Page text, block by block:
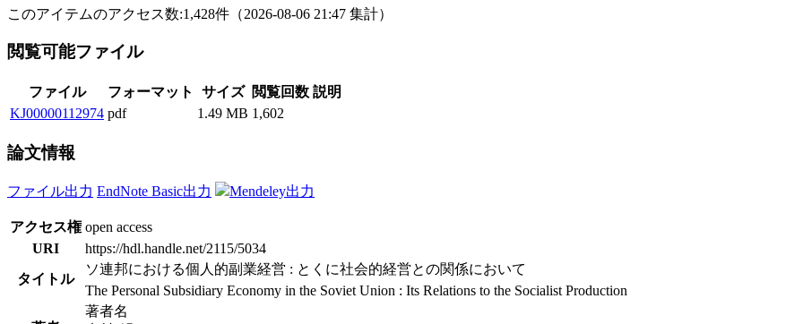
このアイテムのアクセス数:1,428件 （2026-08-06 21:47 集計）
閲覧可能ファイル
ファイル フォーマット サイズ 閲覧回数 説明
KJ00000112974 pdf 1.49 MB 1,602
論文情報
ファイル出力 EndNote Basic出力 Mendeley出力
アクセス権 open access
URI
https://hdl.handle.net/2115/5034
タイトル
ソ連邦における個人的副業経営 : とくに社会的経営との関係において
The Personal Subsidiary Economy in the Soviet Union : Its Relations to the Socialist Production
著者名